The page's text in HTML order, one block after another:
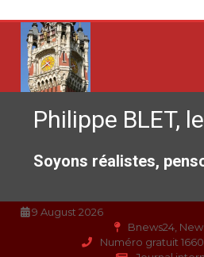
contenu
Philippe BLET,
Soyons réalistes,
9 August 2026
Bnews24,
Numéro gratuit